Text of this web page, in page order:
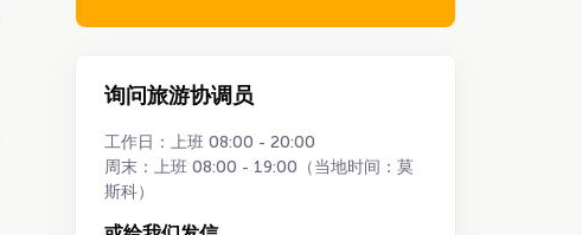
询问旅游协调员
工作日：上班 08:00 - 20:00
周末：上班 08:00 - 19:00（当地时间：莫
斯科）